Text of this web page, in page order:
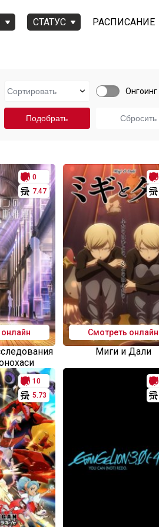
СТАТУС РАСПИСАНИЕ
Онгоинг
0
7.47
Смотреть онлайн
Миги и Дали
10
5.73